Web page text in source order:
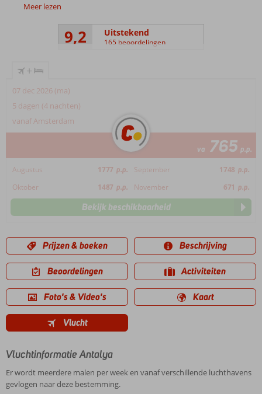
Meer lezen
9,2 Uitstekend
165 beoordelingen
+
07 dec 2026 (ma)
5 dagen (4 nachten)
vanaf Amsterdam
va 765 p.p.
Augustus 1777 p.p. September 1748 p.p.
Oktober
1487 p.p. November 671 p.p.
Bekijk beschikbaarheid
Prijzen & boeken Beschrijving
Beoordelingen Activiteiten
Foto's & Video's Kaart
Vlucht
Vluchtinformatie Antalya
Er wordt meerdere malen per week en vanaf verschillende luchthavens
gevlogen naar deze bestemming.